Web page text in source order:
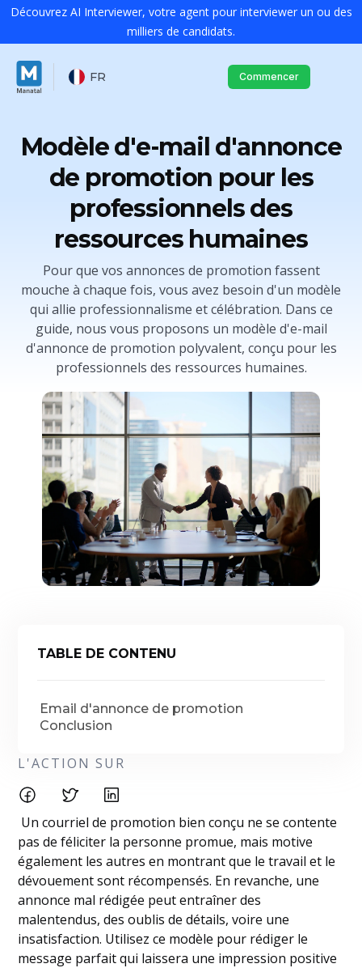
Découvrez AI Interviewer, votre agent pour interviewer un ou des
milliers de candidats.
FR Commencer
Modèle d'e-mail d'annonce
de promotion pour les
professionnels des
ressources humaines
Pour que vos annonces de promotion fassent
mouche à chaque fois, vous avez besoin d'un modèle
qui allie professionnalisme et célébration. Dans ce
guide, nous vous proposons un modèle d'e-mail
d'annonce de promotion polyvalent, conçu pour les
professionnels des ressources humaines.
TABLE DE CONTENU
Email d'annonce de promotion
Conclusion
L'ACTION SUR
Un courriel de promotion bien conçu ne se contente
pas de féliciter la personne promue, mais motive
également les autres en montrant que le travail et le
dévouement sont récompensés. En revanche, une
annonce mal rédigée peut entraîner des
malentendus, des oublis de détails, voire une
insatisfaction. Utilisez ce modèle pour rédiger le
message parfait qui laissera une impression positive